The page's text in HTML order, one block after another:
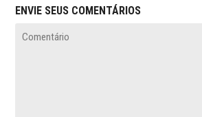
ENVIE SEUS COMENTÁRIOS